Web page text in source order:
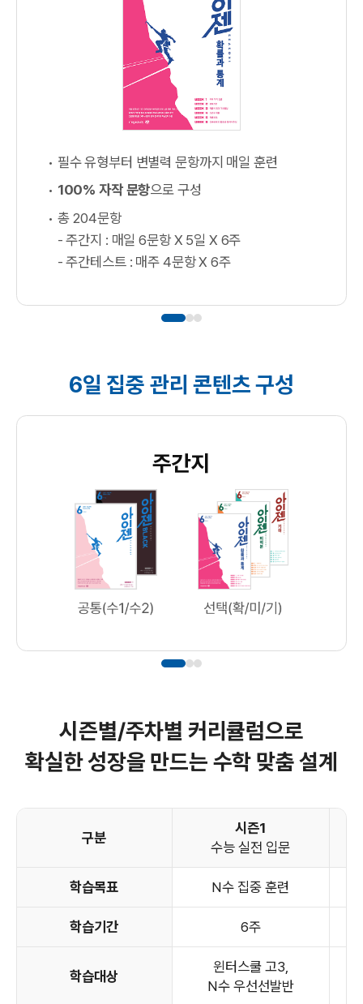
필수 유형부터 변별력 문항까지 매일 훈련
100% 자작 문항으로 구성
총 204문항
- 주간지 : 매일 6문항 X 5일 X 6주
- 주간테스트 : 매주 4문항 X 6주
6일 집중 관리 콘텐츠 구성
주간지
시즌별/주차별 커리큘럼으로
확실한 성장을 만드는 수학 맞춤 설계
구분
시즌1
수능 실전 입문
학습목표 N수 집중 훈련
학습기간 6주
학습대상
윈터스쿨 고3,
N수 우선선발반